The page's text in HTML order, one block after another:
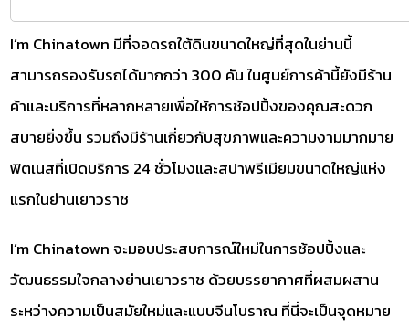
I’m Chinatown มีที่จอดรถใต้ดินขนาดใหญ่ที่สุดในย่านนี้
สามารถรองรับรถได้มากกว่า 300 คัน ในศูนย์การค้านี้ยังมีร้าน
ค้าและบริการที่หลากหลายเพื่อให้การช้อปปิ้งของคุณสะดวก
สบายยิ่งขึ้น รวมถึงมีร้านเกี่ยวกับสุขภาพและความงามมากมาย
ฟิตเนสที่เปิดบริการ 24 ชั่วโมงและสปาพรีเมียมขนาดใหญ่แห่ง
แรกในย่านเยาวราช
I’m Chinatown จะมอบประสบการณ์ใหม่ในการช้อปปิ้งและ
วัฒนธรรมใจกลางย่านเยาวราช ด้วยบรรยากาศที่ผสมผสาน
ระหว่างความเป็นสมัยใหม่และแบบจีนโบราณ ที่นี่จะเป็นจุดหมาย